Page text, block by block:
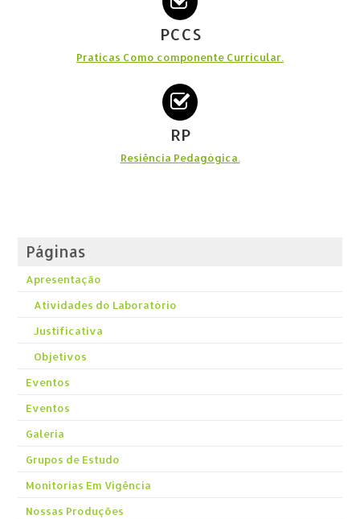
PCCS
Praticas Como componente Curricular.
RP
Resiência Pedagógica.
Páginas
Apresentação
Atividades do Laboratório
Justificativa
Objetivos
Eventos
Eventos
Galeria
Grupos de Estudo
Monitorias Em Vigência
Nossas Produções